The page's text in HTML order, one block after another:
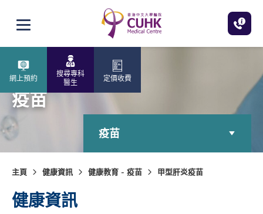
打開選單
網上預約
搜尋專科
醫生
定價收費
疫苗
疫苗
主頁 健康資訊 健康教育 - 疫苗 甲型肝炎疫苗
健康資訊